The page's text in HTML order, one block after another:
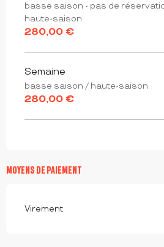
basse saison - pas de
haute-saison
280,00 €
Semaine
basse saison / haute-saison
280,00 €
MOYENS DE PAIEMENT
Virement